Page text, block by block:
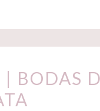
| BODAS